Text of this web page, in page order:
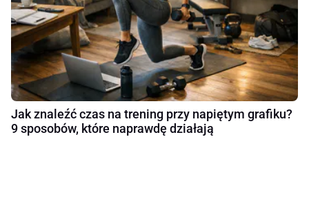
Jak znaleźć czas na trening przy napiętym grafiku?
9 sposobów, które naprawdę działają